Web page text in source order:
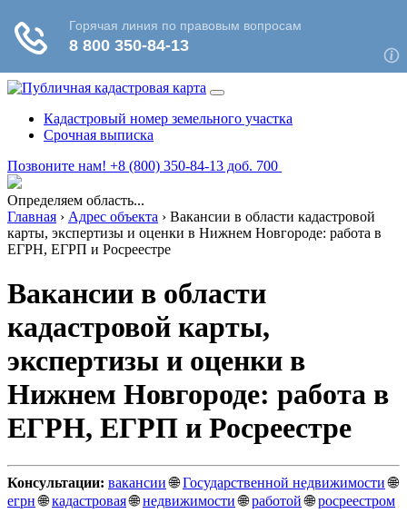
Кадастровый номер земельного участка
Срочная выписка
Позвоните нам! +8 (800) 350-84-13 доб. 700
Определяем область...
Главная › Адрес объекта › Вакансии в области кадастровой
карты, экспертизы и оценки в Нижнем Новгороде: работа в
ЕГРН, ЕГРП и Росреестре
Вакансии в области
кадастровой карты,
экспертизы и оценки в
Нижнем Новгороде: работа в
ЕГРН, ЕГРП и Росреестре
Консультации: вакансии🌐Государственной недвижимости🌐
егрн🌐кадастровая🌐недвижимости🌐работой🌐росреестром